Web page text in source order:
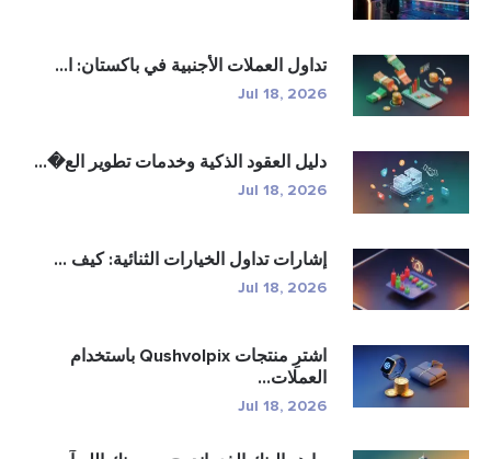
تداول العملات الأجنبية في باكستان: ا...
Jul 18, 2026
دليل العقود الذكية وخدمات تطوير الع�...
Jul 18, 2026
إشارات تداول الخيارات الثنائية: كيف ...
Jul 18, 2026
اشترِ منتجات Qushvolpix باستخدام
العملات...
Jul 18, 2026